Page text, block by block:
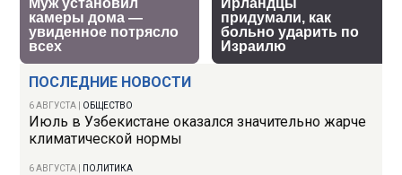
ПОСЛЕДНИЕ НОВОСТИ
6 АВГУСТА ОБЩЕСТВО
Июль в Узбекистане оказался значительно жарче
климатической нормы
6 АВГУСТА ПОЛИТИКА